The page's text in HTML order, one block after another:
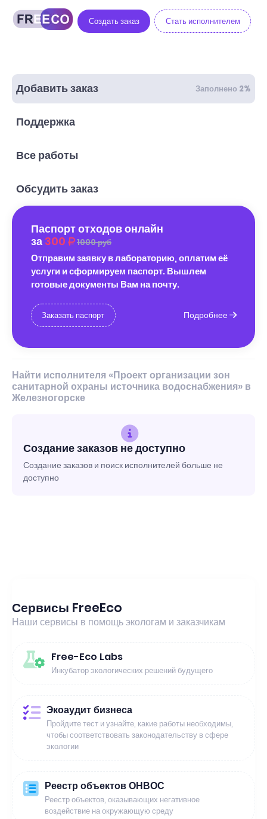
Создать заказ Стать исполнителем
Добавить заказ Заполнено 2%
Поддержка
Все работы
Обсудить заказ
Паспорт отходов онлайн
за 300 1000 руб
Отправим заявку в лабораторию, оплатим её
услуги и сформируем паспорт. Вышлем
готовые документы Вам на почту.
Заказать паспорт Подробнее
Найти исполнителя «Проект организации зон
санитарной охраны источника водоснабжения» в
Железногорске
Создание заказов не доступно
Создание заказов и поиск исполнителей больше не
доступно
Сервисы FreeEco
Наши сервисы в помощь экологам и заказчикам
Free-Eco Labs
Инкубатор экологических решений будущего
Экоаудит бизнеса
Пройдите тест и узнайте, какие работы необходимы,
чтобы соответствовать законодательству в сфере
экологии
Реестр объектов ОНВОС
Реестр объектов, оказывающих негативное
воздействие на окружающую среду